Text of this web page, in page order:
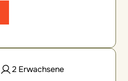
2 Erwachsene